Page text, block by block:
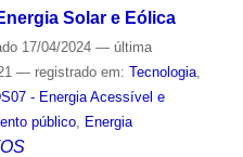
Solar e Eólica
17/04/2024 — última
— registrado em: Tecnologia,
- Energia Acessível e
público, Energia